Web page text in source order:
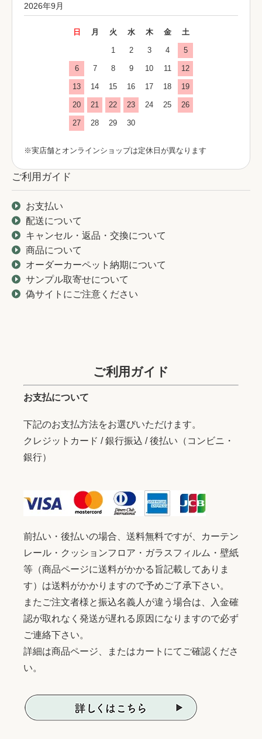
2026年9月
日 月 火 水 木 金 土
1 2 3 4 5
6 7 8 9 10 11 12
13 14 15 16 17 18 19
20 21 22 23 24 25 26
27 28 29 30
※実店舗とオンラインショップは定休日が異なります
ご利用ガイド
お支払い
配送について
キャンセル・返品・交換について
商品について
オーダーカーペット納期について
サンプル取寄せについて
偽サイトにご注意ください
ご利用ガイド
お支払について
下記のお支払方法をお選びいただけます。
クレジットカード / 銀行振込 / 後払い（コンビニ・
銀行）
前払い・後払いの場合、送料無料ですが、カーテン
レール・クッションフロア・ガラスフィルム・壁紙
等（商品ページに送料がかかる旨記載してありま
す）は送料がかかりますので予めご了承下さい。
またご注文者様と振込名義人が違う場合は、入金確
認が取れなく発送が遅れる原因になりますので必ず
ご連絡下さい。
詳細は商品ページ、またはカートにてご確認くださ
い。